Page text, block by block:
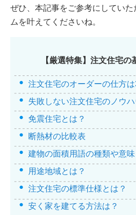
ぜひ、本記事をご参考にしてい
ムを叶えてくださいね。
【厳選特集】注文住宅の
注文住宅のオーダーの仕方は
失敗しない注文住宅のノウハ
免震住宅とは？
断熱材の比較表
建物の面積用語の種類や意味
用途地域とは？
注文住宅の標準仕様とは？
安く家を建てる方法は？